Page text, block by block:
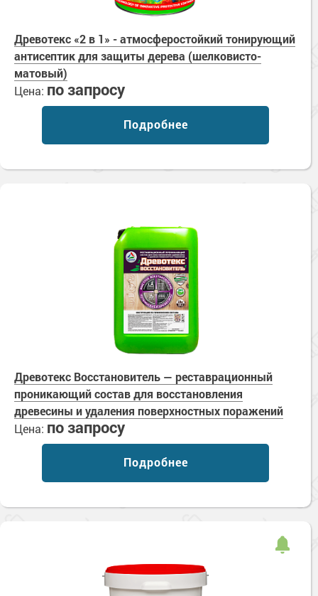
Древотекс «2 в 1» - атмосферостойкий тонирующий
антисептик для защиты дерева (шелковисто-
матовый)
Цена: по запросу
Подробнее
Древотекс Восстановитель — реставрационный
проникающий состав для восстановления
древесины и удаления поверхностных поражений
Цена: по запросу
Подробнее